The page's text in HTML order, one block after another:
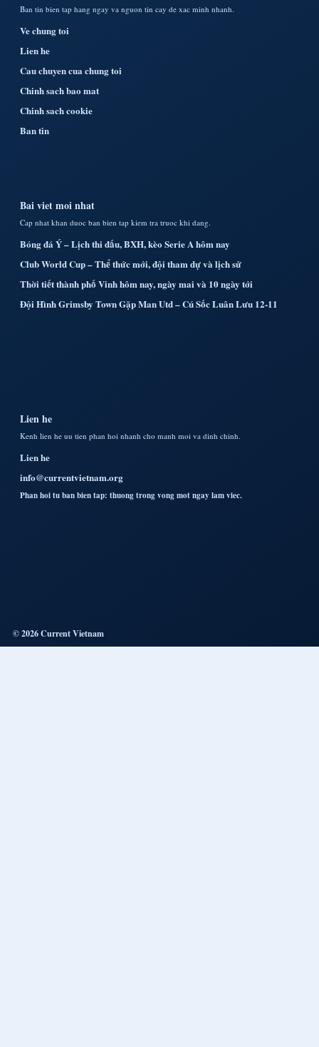
Ban tin bien tap hang ngay va nguon tin cay de xac minh nhanh.
Ve chung toi
Lien he
Cau chuyen cua chung toi
Chinh sach bao mat
Chinh sach cookie
Ban tin
Bai viet moi nhat
Cap nhat khan duoc ban bien tap kiem tra truoc khi dang.
Bóng đá Ý – Lịch thi đấu, BXH, kèo Serie A hôm nay
Club World Cup – Thể thức mới, đội tham dự và lịch sử
Thời tiết thành phố Vinh hôm nay, ngày mai và 10 ngày tới
Đội Hình Grimsby Town Gặp Man Utd – Cú Sốc Luân Lưu 12-11
Lien he
Kenh lien he uu tien phan hoi nhanh cho manh moi va dinh chinh.
Lien he
info@currentvietnam.org
Phan hoi tu ban bien tap: thuong trong vong mot ngay lam viec.
© 2026 Current Vietnam